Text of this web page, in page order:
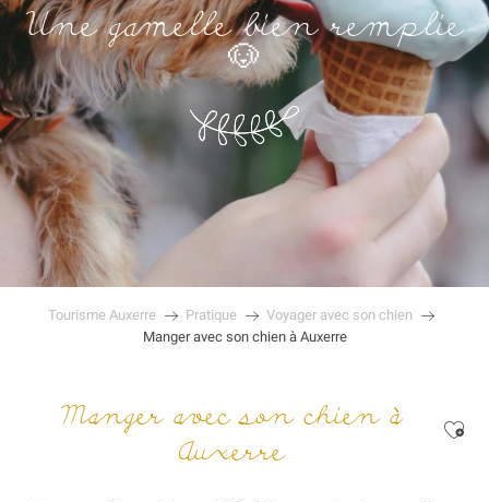
Une gamelle bien remplie
🐶
Tourisme Auxerre Pratique
Voyager avec son chien
Manger avec son chien à Auxerre
Manger avec son chien à
Auxerre